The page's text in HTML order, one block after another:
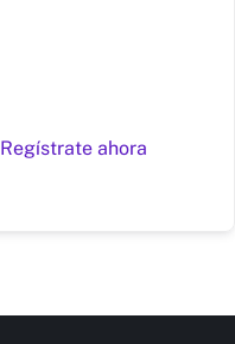
Regístrate ahora